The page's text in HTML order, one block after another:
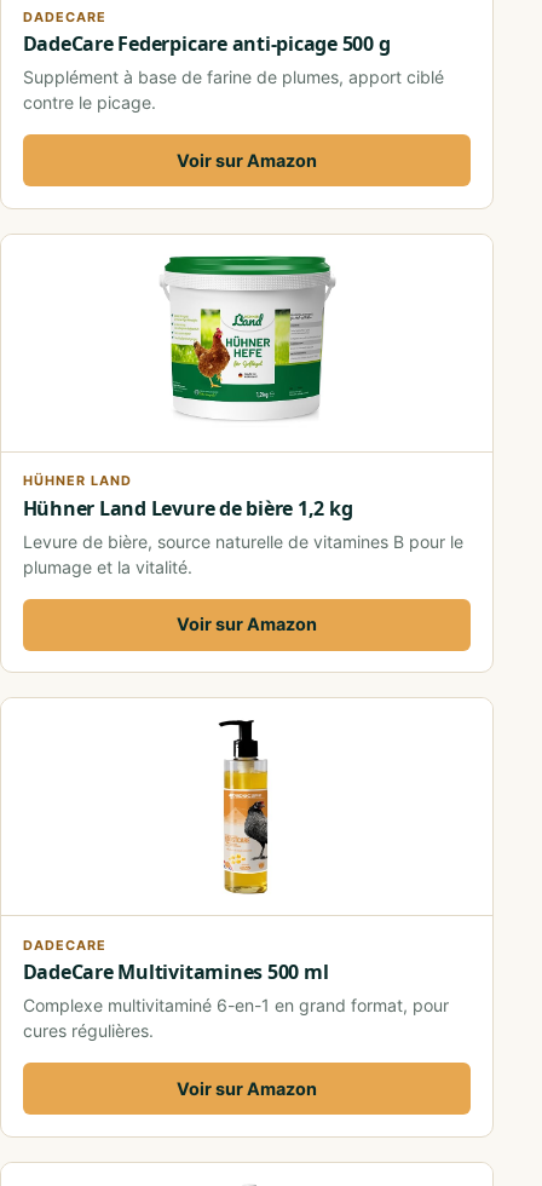
DADECARE
DadeCare Federpicare anti-picage 500 g
Supplément à base de farine de plumes, apport ciblé
contre le picage.
Voir sur Amazon
HÜHNER LAND
Hühner Land Levure de bière 1,2 kg
Levure de bière, source naturelle de vitamines B pour le
plumage et la vitalité.
Voir sur Amazon
DADECARE
DadeCare Multivitamines 500 ml
Complexe multivitaminé 6-en-1 en grand format, pour
cures régulières.
Voir sur Amazon